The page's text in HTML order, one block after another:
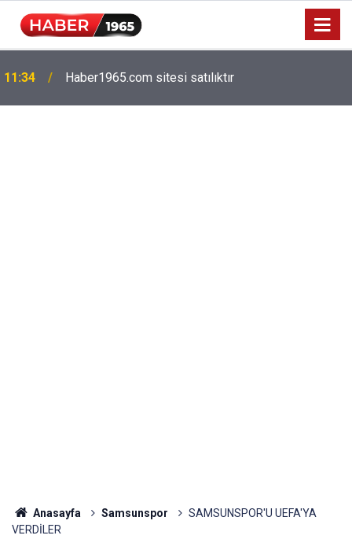
15:52
hesaplarda
Anasayfa Samsunspor
SAMSUNSPOR'U UEFA'YA
VERDİLER